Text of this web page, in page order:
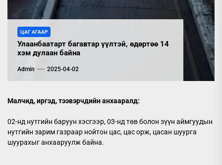
ЦАГ АГААР
Улаанбаатарт багавтар үүлтэй, өдөртөө 14
хэм дулаан байна
Admin 2025-04-02
Малчид, иргэд, тээвэрчдийн анхааралд:
02-нд нутгийн баруун хэсгээр, 03-нд төв болон зүүн аймгуудын
нутгийн зарим газраар нойтон цас, цас орж, цасан шуурга
шуурахыг анхааруулж байна.